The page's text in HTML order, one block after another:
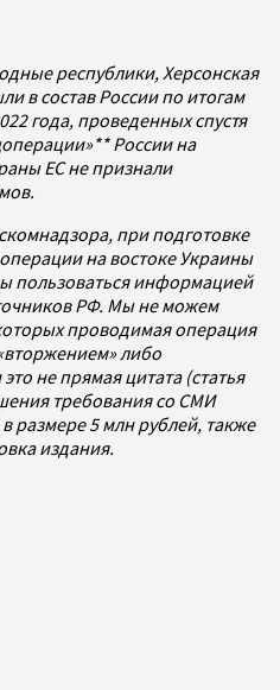
республики, Херсонская
в состав России по итогам
года, проведенных спустя
России на
ЕС не признали
при подготовке
на востоке Украины
пользоваться информацией
РФ. Мы не можем
проводимая операция
либо
не прямая цитата (статья
требования со СМИ
размере 5 млн рублей, также
издания.